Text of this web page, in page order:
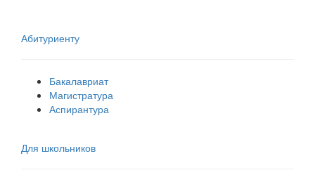
Абитуриенту
Бакалавриат
Магистратура
Аспирантура
Для школьников